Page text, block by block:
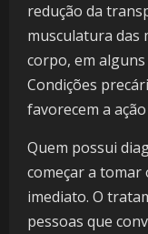
redução da
musculatura das
corpo, em
Condições
favorecem a
Quem possui
começar a tomar
imediato. O
pessoas que